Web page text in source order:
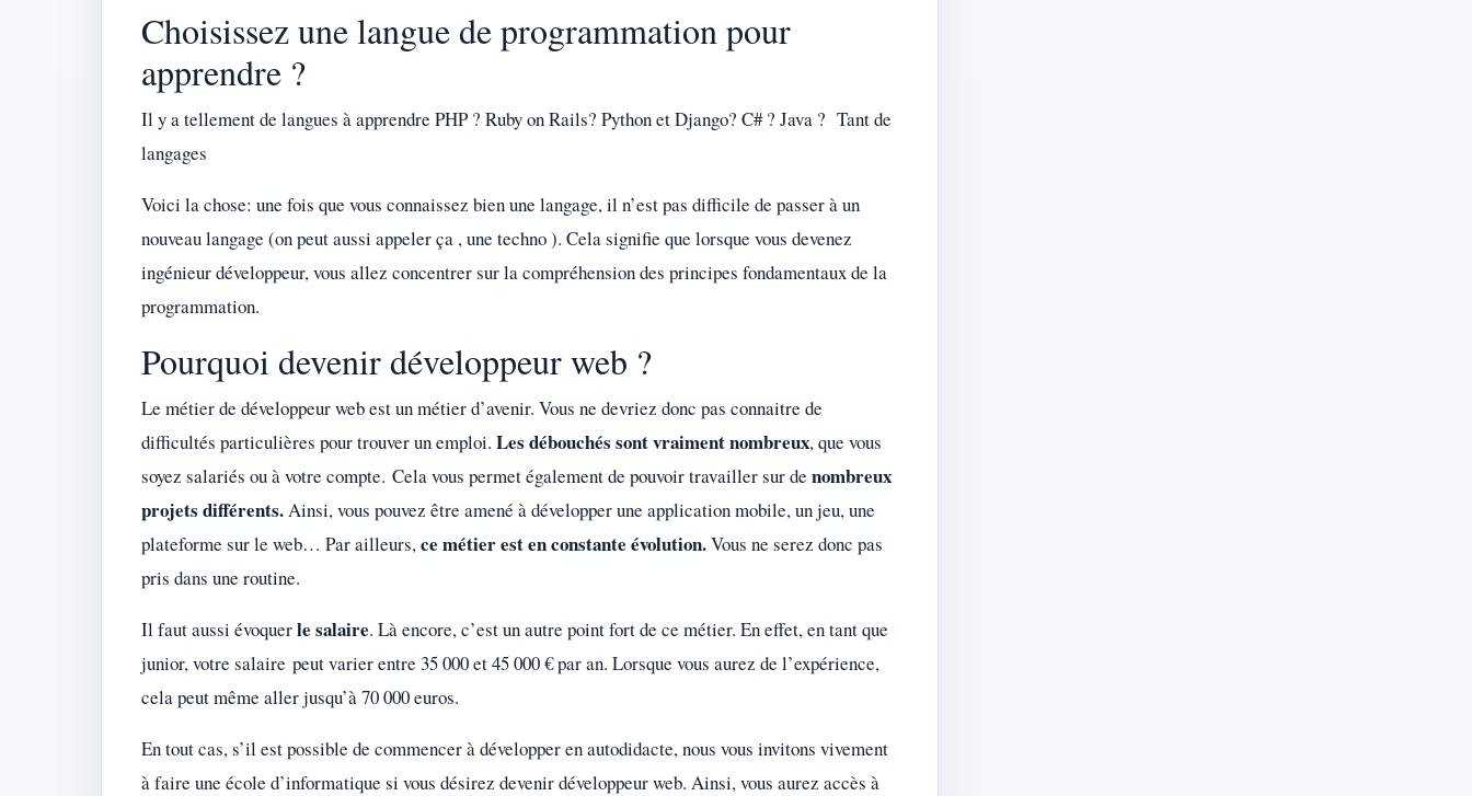
Choisissez une langue de programmation pour
apprendre ?
Il y a tellement de langues à apprendre PHP ? Ruby on Rails? Python et Django? C# ? Java ? Tant de
langages
Voici la chose: une fois que vous connaissez bien une langage, il n’est pas difficile de passer à un
nouveau langage (on peut aussi appeler ça , une techno ). Cela signifie que lorsque vous devenez
ingénieur développeur, vous allez concentrer sur la compréhension des principes fondamentaux de la
programmation.
Pourquoi devenir développeur web ?
Le métier de développeur web est un métier d’avenir. Vous ne devriez donc pas connaitre de
difficultés particulières pour trouver un emploi. Les débouchés sont vraiment nombreux, que vous
soyez salariés ou à votre compte. Cela vous permet également de pouvoir travailler sur de nombreux
projets différents.Ainsi, vous pouvez être amené à développer une application mobile, un jeu, une
plateforme sur le web… Par ailleurs,ce métier est en constante évolution.Vous ne serez donc pas
pris dans une routine.
Il faut aussi évoquerle salaire. Là encore, c’est un autre point fort de ce métier. En effet, en tant que
junior, votre salaire peut varier entre 35 000 et 45 000 € par an. Lorsque vous aurez de l’expérience,
cela peut même aller jusqu’à 70 000 euros.
En tout cas, s’il est possible de commencer à développer en autodidacte, nous vous invitons vivement
à faire une école d’informatique si vous désirez devenir développeur web. Ainsi, vous aurez accès à